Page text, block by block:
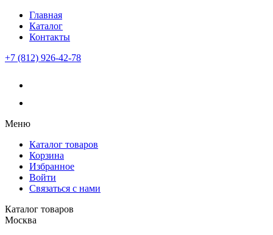
Главная
Каталог
Контакты
+7 (812) 926-42-78
Меню
Каталог товаров
Корзина
Избранное
Войти
Связаться с нами
Каталог товаров
Москва